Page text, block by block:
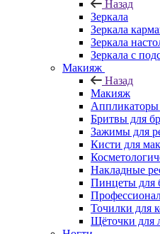
Назад
Зеркала
Зеркала
Зеркала
Зеркала с
Макияж
Назад
Макияж
Аппликаторы
Бритвы для
Зажимы для
Кисти для
Накладные
Пинцеты для
Точилки для
Щёточки для